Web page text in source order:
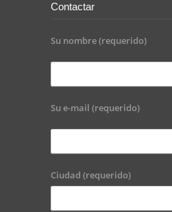
Contactar
Su nombre (requerido)
Su e-mail (requerido)
Ciudad (requerido)